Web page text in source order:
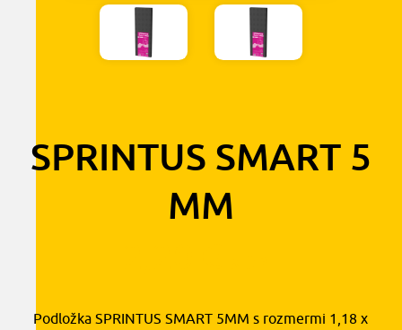
SPRINTUS SMART 5
MM
Podložka SPRINTUS SMART 5MM s rozmermi 1,18 x